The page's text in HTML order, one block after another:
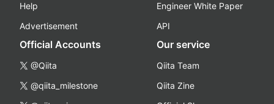
Help
Advertisement
Engineer White Paper
API
Official Accounts
@Qiita
@qiita_milestone
Our service
Qiita Team
Qiita Zine